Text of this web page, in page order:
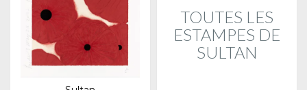
TOUTES LES
ESTAMPES DE
SULTAN